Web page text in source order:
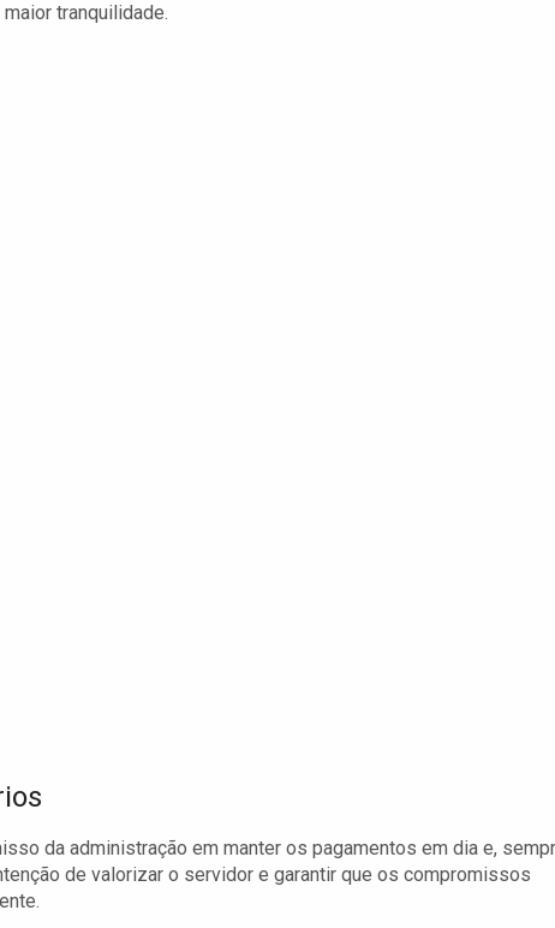
tranquilidade.
da administração em manter os pagamentos em dia e,
de valorizar o servidor e garantir que os compromissos